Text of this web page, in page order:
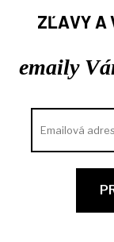
ZĽAVY A
emaily